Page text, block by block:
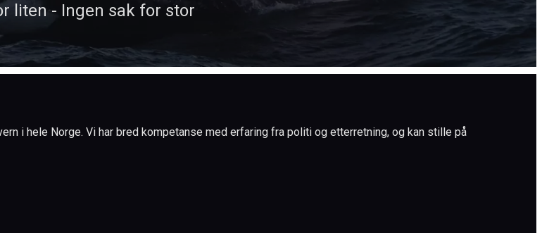
liten - Ingen sak for stor
i hele Norge. Vi har bred kompetanse med erfaring fra politi og etterretning, og kan stille på